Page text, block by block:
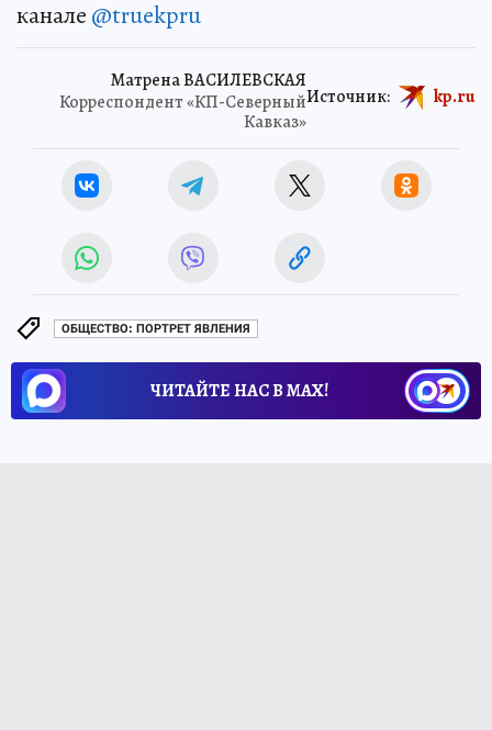
канале @truekpru
Матрена ВАСИЛЕВСКАЯ
Корреспондент «КП-Северный
Кавказ»
Источник: kp.ru
ОБЩЕСТВО: ПОРТРЕТ ЯВЛЕНИЯ
ЧИТАЙТЕ НАС В МАХ!